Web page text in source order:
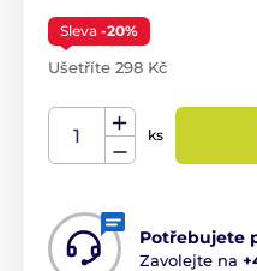
Sleva -20%
Ušetříte 298 Kč
ks
Potřebujete
Zavolejte na